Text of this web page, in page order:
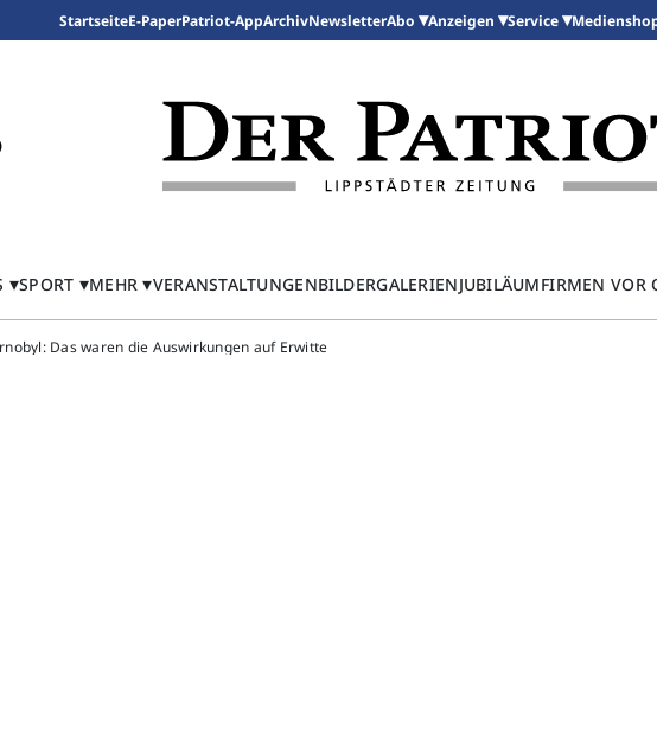
StartseiteE-PaperPatriot-AppArchivNewsletterAbo Anzeigen Service
SPORT MEHR VERANSTALTUNGENBILDERGALERIENJUBILÄUMFIRMEN VOR
Das waren die Auswirkungen auf Erwitte